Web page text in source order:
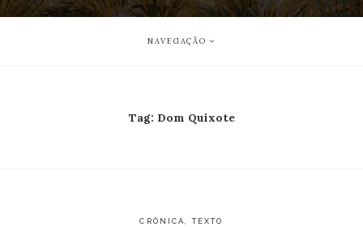
NAVEGAÇÃO
Tag: Dom Quixote
CRÔNICA ,TEXTO